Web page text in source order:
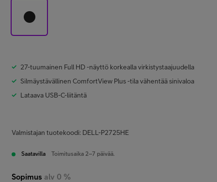
27-tuumainen Full HD -näyttö korkealla virkistystaajuudella
Silmäystävällinen ComfortView Plus -tila vähentää sinivaloa
Lataava USB-C-liitäntä
Valmistajan tuotekoodi: DELL-P2725HE
Saatavilla Toimitusaika 2–7 päivää.
Sopimus alv 0 %